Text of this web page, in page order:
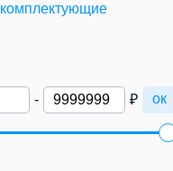
комплектующие
- ₽ ок